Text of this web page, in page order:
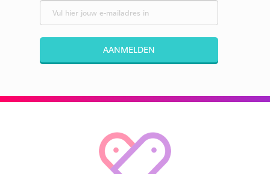
AANMELDEN